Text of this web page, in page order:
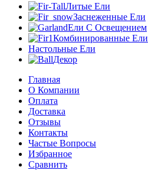
Литые Ели
Заснеженные Ели
Ели С Освещением
Комбинированные Ели
Настольные Ели
Декор
Главная
О Компании
Оплата
Доставка
Отзывы
Контакты
Частые Вопросы
Избранное
Сравнить